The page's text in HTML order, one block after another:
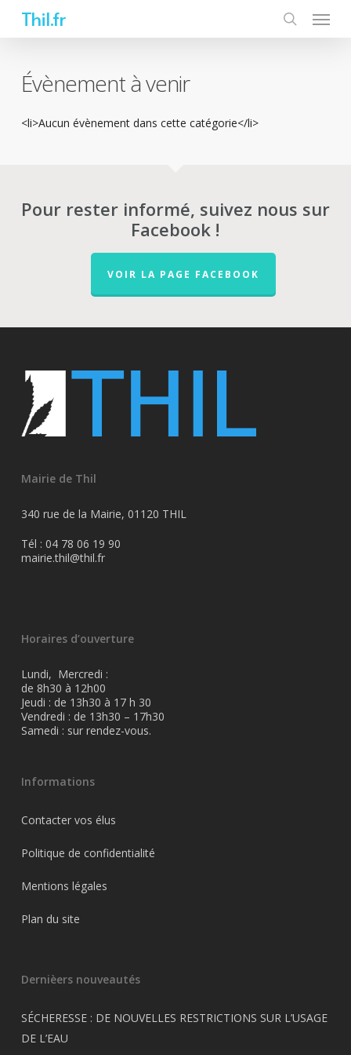
content
Thil.fr
Évènement à venir
<li>Aucun évènement dans cette catégorie</li>
Pour rester informé, suivez nous sur
Facebook !
VOIR LA PAGE FACEBOOK
Mairie de Thil
340 rue de la Mairie, 01120 THIL
Tél : 04 78 06 19 90
mairie.thil@thil.fr
Horaires d’ouverture
Lundi, Mercredi :
de 8h30 à 12h00
Jeudi : de 13h30 à 17 h 30
Vendredi : de 13h30 – 17h30
Samedi : sur rendez-vous.
Informations
Contacter vos élus
Politique de confidentialité
Mentions légales
Plan du site
Dernièers nouveautés
SÉCHERESSE : DE NOUVELLES RESTRICTIONS SUR L’USAGE
DE L’EAU